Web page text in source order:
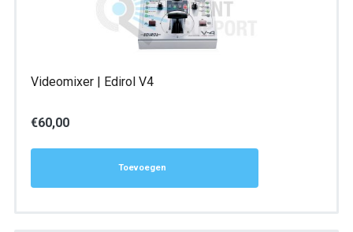
Videomixer | Edirol V4
€60,00
Toevoegen